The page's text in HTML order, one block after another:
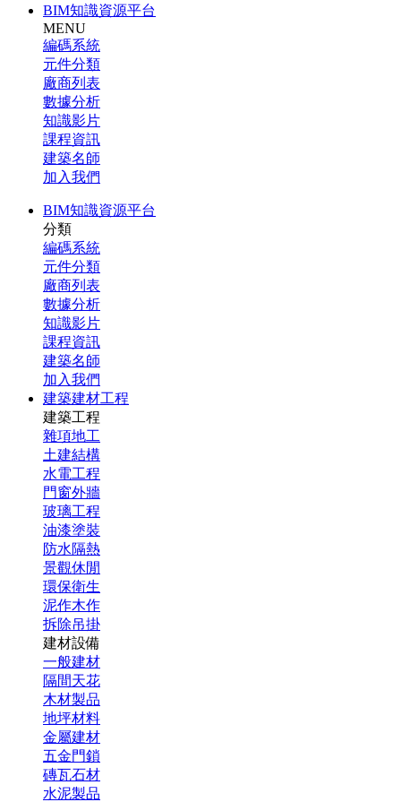
BIM知識資源平台
MENU
編碼系統
元件分類
廠商列表
數據分析
知識影片
課程資訊
建築名師
加入我們
BIM知識資源平台
分類
編碼系統
元件分類
廠商列表
數據分析
知識影片
課程資訊
建築名師
加入我們
建築建材工程
建築工程
雜項地工
土建結構
水電工程
門窗外牆
玻璃工程
油漆塗裝
防水隔熱
景觀休閒
環保衛生
泥作木作
拆除吊掛
建材設備
一般建材
隔間天花
木材製品
地坪材料
金屬建材
五金門鎖
磚瓦石材
水泥製品